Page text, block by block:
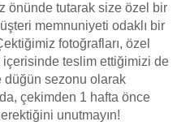
önünde tutarak size özel bir
memnuniyeti odaklı bir
fotoğrafları, özel
içerisinde teslim ettiğimizi de
düğün sezonu olarak
çekimden 1 hafta önce
unutmayın!